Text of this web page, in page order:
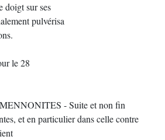
doigt sur ses
pulvérisa
le 28
- Suite et non fin
et en particulier dans celle contre